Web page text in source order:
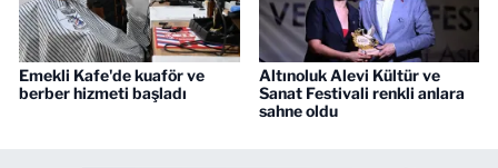
Emekli Kafe'de kuaför ve
berber hizmeti başladı
Altınoluk Alevi Kültür ve
Sanat Festivali renkli anlara
sahne oldu